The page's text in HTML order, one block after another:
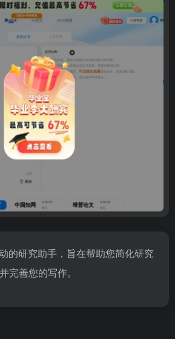
的研究助手，旨在帮助您简化研究
完善您的写作。